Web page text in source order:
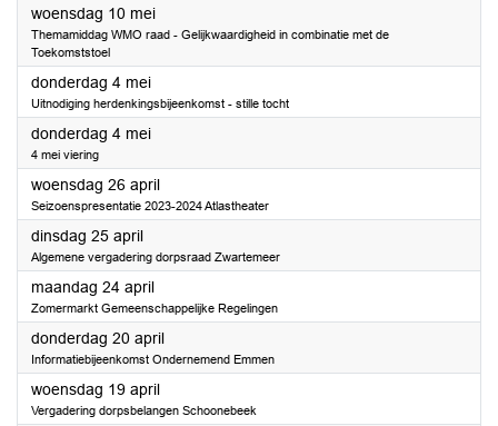
woensdag 10 mei2023
Themamiddag WMO raad - Gelijkwaardigheid in combinatie met de
Toekomststoel
donderdag 4 mei2023
Uitnodiging herdenkingsbijeenkomst - stille tocht
donderdag 4 mei2023
4 mei viering
woensdag 26 april2023
Seizoenspresentatie 2023-2024 Atlastheater
dinsdag 25 april2023
Algemene vergadering dorpsraad Zwartemeer
maandag 24 april2023
Zomermarkt Gemeenschappelijke Regelingen
donderdag 20 april2023
Informatiebijeenkomst Ondernemend Emmen
woensdag 19 april2023
Vergadering dorpsbelangen Schoonebeek